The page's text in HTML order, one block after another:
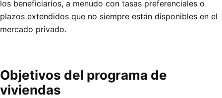
los beneficiarios, a menudo con tasas preferenciales o
plazos extendidos que no siempre están disponibles en el
mercado privado.
Objetivos del programa de
viviendas